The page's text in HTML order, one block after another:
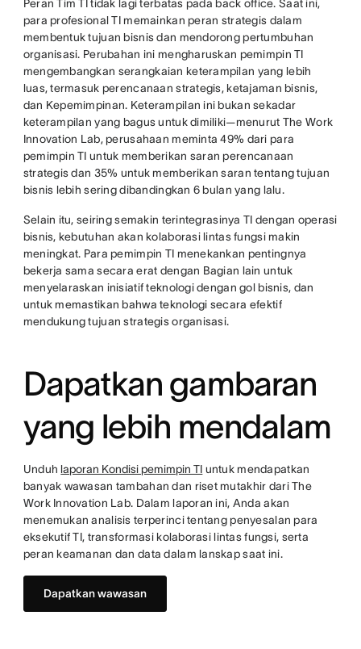
Peran Tim TI tidak lagi terbatas pada back office. Saat ini,
para profesional TI memainkan peran strategis dalam
membentuk tujuan bisnis dan mendorong pertumbuhan
organisasi. Perubahan ini mengharuskan pemimpin TI
mengembangkan serangkaian keterampilan yang lebih
luas, termasuk perencanaan strategis, ketajaman bisnis,
dan Kepemimpinan. Keterampilan ini bukan sekadar
keterampilan yang bagus untuk dimiliki—menurut The Work
Innovation Lab, perusahaan meminta 49% dari para
pemimpin TI untuk memberikan saran perencanaan
strategis dan 35% untuk memberikan saran tentang tujuan
bisnis lebih sering dibandingkan 6 bulan yang lalu.
Selain itu, seiring semakin terintegrasinya TI dengan operasi
bisnis, kebutuhan akan kolaborasi lintas fungsi makin
meningkat. Para pemimpin TI menekankan pentingnya
bekerja sama secara erat dengan Bagian lain untuk
menyelaraskan inisiatif teknologi dengan gol bisnis, dan
untuk memastikan bahwa teknologi secara efektif
mendukung tujuan strategis organisasi.
Dapatkan gambaran
yang lebih mendalam
Unduh laporan Kondisi pemimpin TI untuk mendapatkan
banyak wawasan tambahan dan riset mutakhir dari The
Work Innovation Lab. Dalam laporan ini, Anda akan
menemukan analisis terperinci tentang penyesalan para
eksekutif TI, transformasi kolaborasi lintas fungsi, serta
peran keamanan dan data dalam lanskap saat ini.
Dapatkan wawasan